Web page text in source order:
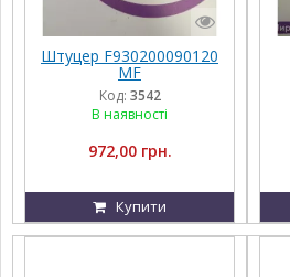
Штуцер F930200090120
MF
Код: 3542
В наявності
972,00 грн.
Купити